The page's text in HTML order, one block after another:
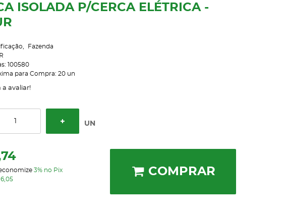
ISOLADA P/CERCA ELÉTRICA -
Fazenda
100580
para Compra: 20 un
a avaliar!
UN
3% no Pix
6,05
COMPRAR